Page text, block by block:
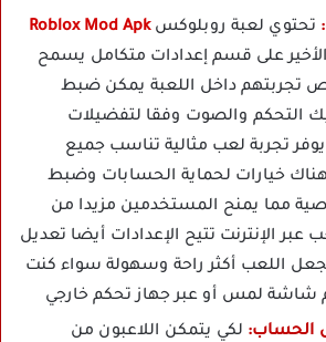
تحتوي لعبة روبلوكسRoblox Mod Apk
الأخير على قسم إعدادات متكامل يسمح
تجربتهم داخل اللعبة يمكن ضبط
التحكم والصوت وفقا لتفضيلات
تجربة لعب مثالية تناسب جميع
هناك خيارات لحماية الحسابات وضبط
مما يمنح المستخدمين مزيدا من
عبر الإنترنت تتيح الإعدادات أيضا تعديل
اللعب أكثر راحة وسهولة سواء كنت
شاشة لمس أو عبر جهاز تحكم خارجي
الحساب: لكي يتمكن اللاعبون من